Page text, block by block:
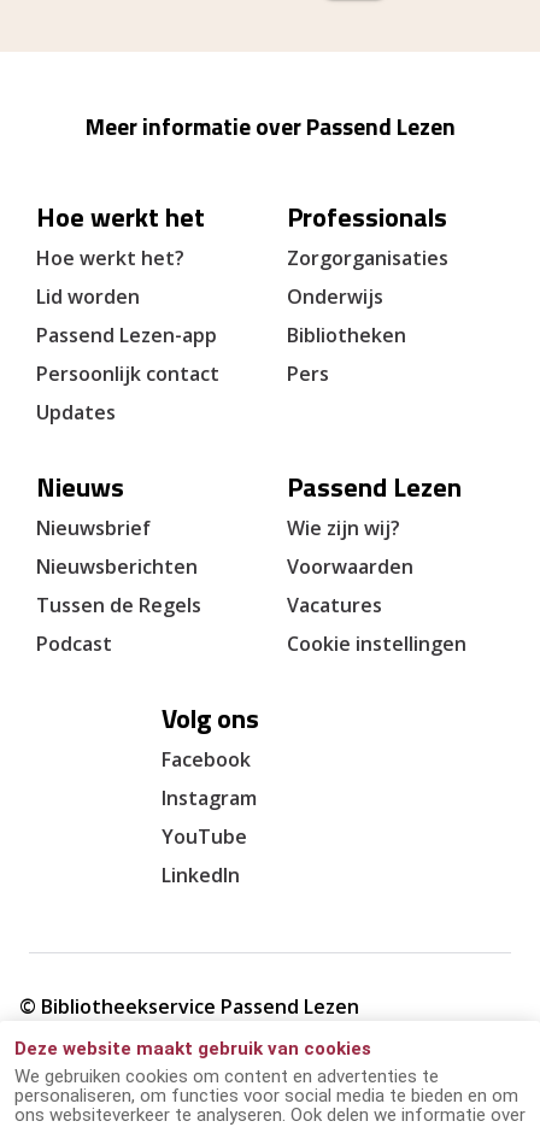
Deze website maakt gebruik van cookies
We gebruiken cookies om content en advertenties te
personaliseren, om functies voor social media te bieden en om
ons websiteverkeer te analyseren. Ook delen we informatie over
Meer informatie over Passend Lezen
Hoe werkt het
Hoe werkt het?
Lid worden
Passend Lezen-app
Persoonlijk contact
Updates
Professionals
Zorgorganisaties
Onderwijs
Bibliotheken
Pers
Nieuws
Nieuwsbrief
Nieuwsberichten
Tussen de Regels
Podcast
Passend Lezen
Wie zijn wij?
Voorwaarden
Vacatures
Cookie instellingen
Volg ons
Facebook
Instagram
YouTube
LinkedIn
© Bibliotheekservice Passend Lezen
Cookie verklaring